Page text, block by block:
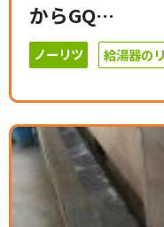
からGQ…
ノーリツ 給湯器の